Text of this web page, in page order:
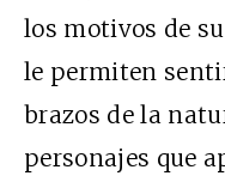
los motivos de
le permiten
brazos de la
personajes que